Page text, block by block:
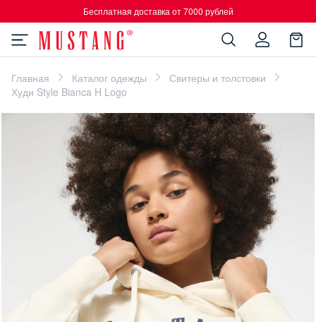
Бесплатная доставка от 7000 рублей
Главная Каталог одежды
Свитеры и толстовки
Худи Style Bianca H Logo